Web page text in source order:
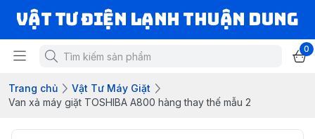
VẬT TƯ ĐIỆN LẠNH THUẬN DUNG
0
Trang chủ
Vật Tư Máy Giặt
Van xả máy giặt TOSHIBA A800 hàng thay thế mẫu 2